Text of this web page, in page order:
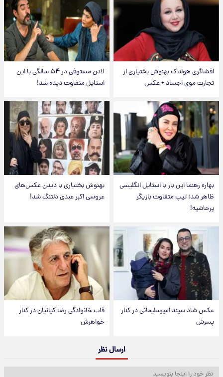
افشاگری هولناک بهنوش بختیاری از
تجارت موی اجساد + عکس
لادن مستوفی در ۵۴ سالگی با این
استایل متفاوت دیده شد!
بهاره رهنما این بار با استایل انگلیسی
ظاهر شد؛ تیپ متفاوت بازیگر
پرحاشیه!
بهنوش بختیاری با دیدن عکس‌های
عروسی اکبر عبدی دلتنگ شد!
عکس شاد سپند امیرسلیمانی در کنار
پسرش
قاب خانوادگی رضا کیانیان در کنار
خواهرش
ارسال نظر